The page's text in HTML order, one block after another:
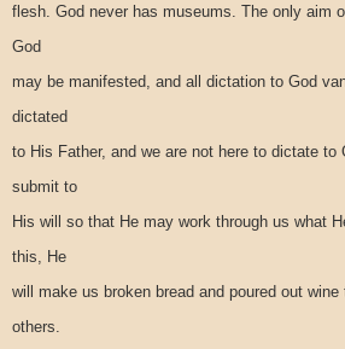
flesh. God never has museums. The only aim
God
may be manifested, and all dictation to God
dictated
to His Father, and we are not here to dictate to
submit to
His will so that He may work through us what
this, He
will make us broken bread and poured out
others.